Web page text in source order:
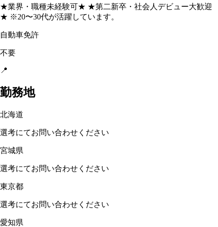
★業界・職種未経験可★ ★第二新卒・社会⼈デビュー大歓迎
★ ※20〜30代が活躍しています。
自動車免許
不要
📍
勤務地
北海道
選考にてお問い合わせください
宮城県
選考にてお問い合わせください
東京都
選考にてお問い合わせください
愛知県